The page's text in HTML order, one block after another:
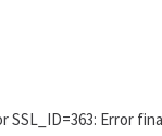
SSL_ID=363: